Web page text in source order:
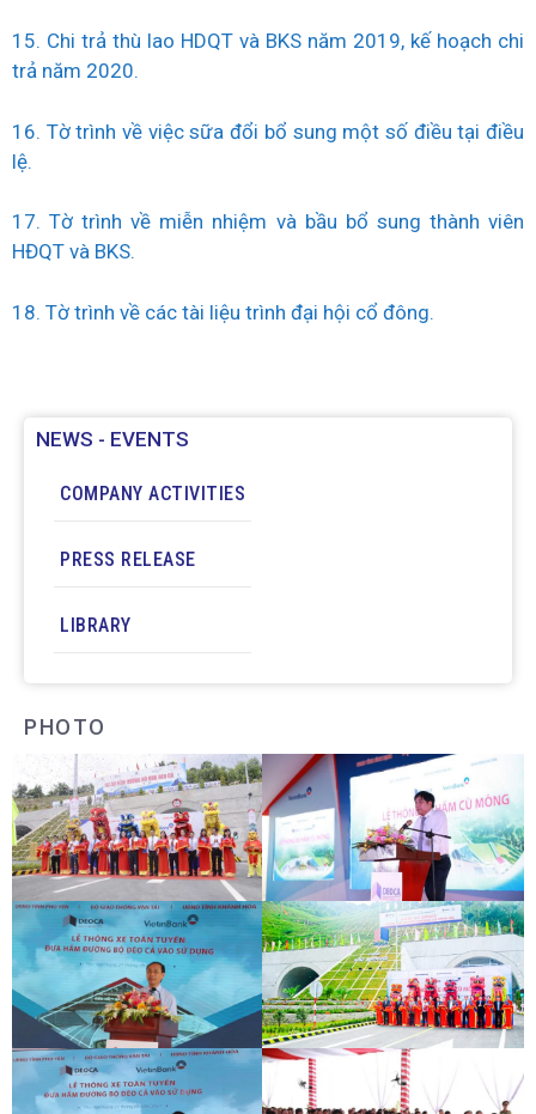
NEWS - EVENTS
COMPANY ACTIVITIES
PRESS RELEASE
LIBRARY
PHOTO
DEOCA TUNNEL OPENING
CEREMONY
CU MONG TUNNEL OPENING
CEREMONY
15. Chi trả thù lao HDQT và BKS năm 2019, kế hoạch chi
trả năm 2020.
16. Tờ trình về việc sữa đổi bổ sung một số điều tại điều
lệ.
17. Tờ trình về miễn nhiệm và bầu bổ sung thành viên
HĐQT và BKS.
18. Tờ trình về các tài liệu trình đại hội cổ đông.